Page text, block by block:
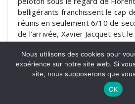
belligérants franchissent le cap
réunis en seulement 6/10 de
de l’arrivée, Xavier Jacquet est
prise en effectuant un tête-à-
Dominique Vulliez et Florent
seuls à se disputer la victoire, le
gain de cause dans le dernier
puissance du moteur de Vulliez.
Philippe Koenig grimpe sur le
Nous utilisons des cookies pour
expérience sur notre site web. Si
site, nous supposerons que
OK